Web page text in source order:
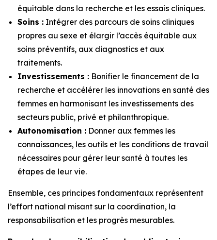
équitable dans la recherche et les essais cliniques.
Soins : Intégrer des parcours de soins cliniques
propres au sexe et élargir l’accès équitable aux
soins préventifs, aux diagnostics et aux
traitements.
Investissements : Bonifier le financement de la
recherche et accélérer les innovations en santé des
femmes en harmonisant les investissements des
secteurs public, privé et philanthropique.
Autonomisation : Donner aux femmes les
connaissances, les outils et les conditions de travail
nécessaires pour gérer leur santé à toutes les
étapes de leur vie.
Ensemble, ces principes fondamentaux représentent
l’effort national misant sur la coordination, la
responsabilisation et les progrès mesurables.